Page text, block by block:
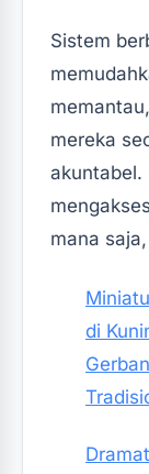
Sistem
mereka
akuntabel.
mana
di